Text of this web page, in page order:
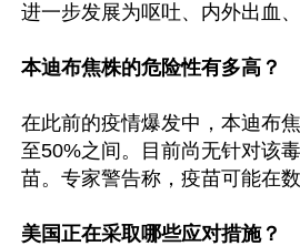
进一步发展为呕吐、内外出血、
本迪布焦株的危险性有多高？
在此前的疫情爆发中，本迪布
至50%之间。目前尚无针对该
苗。专家警告称，疫苗可能在
美国正在采取哪些应对措施？